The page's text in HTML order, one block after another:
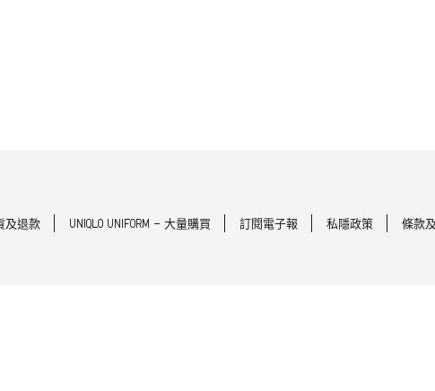
及退款 UNIQLO UNIFORM - 大量購買 訂閱電子報 私隱政策 條款